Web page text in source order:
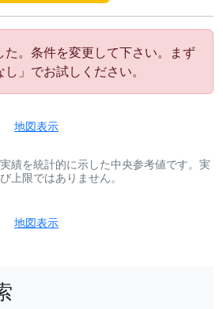
た。条件を変更して下さい。まず
」でお試しください。
地図表示
績を統計的に示した中央参考値です。実
上限ではありません。
地図表示